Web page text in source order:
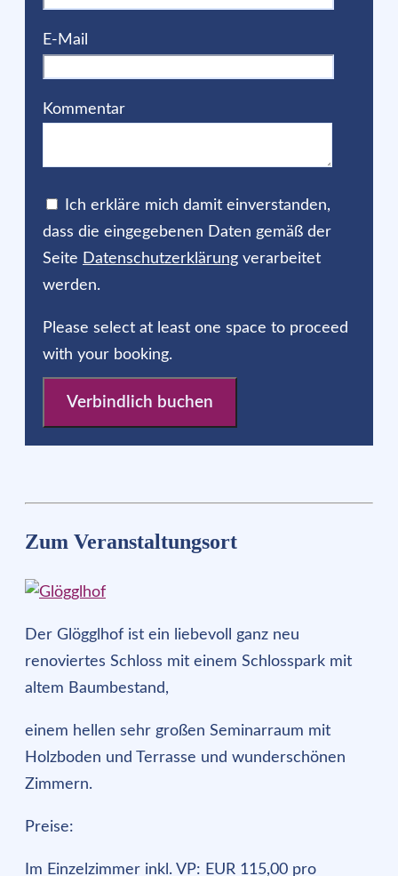
E-Mail
Kommentar
Ich erkläre mich damit einverstanden,
dass die eingegebenen Daten gemäß der
Seite Datenschutzerklärung verarbeitet
werden.
Please select at least one space to proceed
with your booking.
Zum Veranstaltungsort
Der Glögglhof ist ein liebevoll ganz neu
renoviertes Schloss mit einem Schlosspark mit
altem Baumbestand,
einem hellen sehr großen Seminarraum mit
Holzboden und Terrasse und wunderschönen
Zimmern.
Preise:
Im Einzelzimmer inkl. VP: EUR 115,00 pro